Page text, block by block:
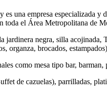
una empresa especializada y
toda el Área Metropolitana de
jardinera negra, silla
organza, brocados,
como mesa tipo bar,
de cazuelas), parrilladas,